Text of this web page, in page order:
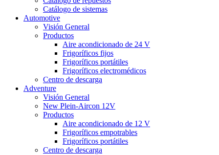
Catálogo de sistemas
Automotive
Visión General
Productos
Aire acondicionado de 24 V
Frigoríficos fijos
Frigoríficos portátiles
Frigoríficos electromédicos
Centro de descarga
Adventure
Visión General
New Plein-Aircon 12V
Productos
Aire acondicionado de 12 V
Frigoríficos empotrables
Frigoríficos portátiles
Centro de descarga